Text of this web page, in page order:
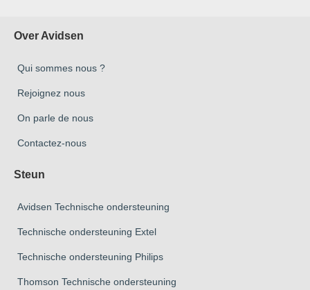
Over Avidsen
Qui sommes nous ?
Rejoignez nous
On parle de nous
Contactez-nous
Steun
Avidsen Technische ondersteuning
Technische ondersteuning Extel
Technische ondersteuning Philips
Thomson Technische ondersteuning